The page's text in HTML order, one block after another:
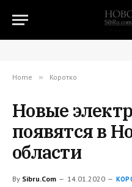
Home » Коротко
Новые
появятся в
области
By Sibru.Com 14.01.2020